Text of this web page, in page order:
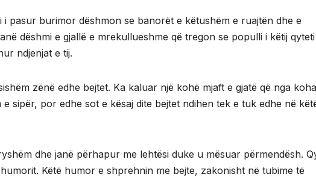
pasur burimor dëshmon se banorët e këtushëm e ruajtën dhe e
dëshmi e gjallë e mrekullueshme që tregon se populli i këtij
ndjenjat e tij.
zënë edhe bejtet. Ka kaluar një kohë mjaft e gjatë që nga
sipër, por edhe sot e kësaj dite bejtet ndihen tek e tuk edhe në
dhe janë përhapur me lehtësi duke u mësuar përmendësh.
Këtë humor e shprehnin me bejte, zakonisht në tubime të